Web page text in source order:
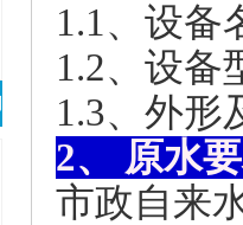
1.1、设备
1.2、设备
1.3、外形
2、 原水
市政自来